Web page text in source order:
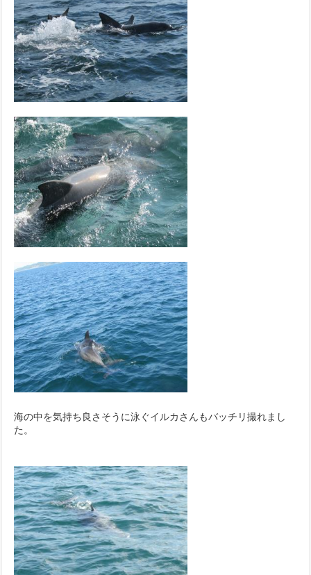
海の中を気持ち良さそうに泳ぐイルカさんもバッチリ撮れまし
た。